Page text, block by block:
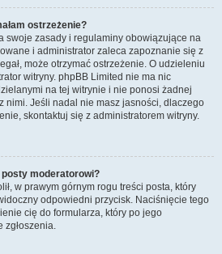
ostrzeżenie?
swoje zasady i regulaminy obowiązujące na
i administrator zaleca zapoznanie się z
może otrzymać ostrzeżenie. O udzieleniu
witryny. phpBB Limited nie ma nic
na tej witrynie i nie ponosi żadnej
nimi. Jeśli nadal nie masz jasności, dlaczego
skontaktuj się z administratorem witryny.
posty moderatorowi?
w prawym górnym rogu treści posta, który
odpowiedni przycisk. Naciśnięcie tego
cię do formularza, który po jego
zgłoszenia.